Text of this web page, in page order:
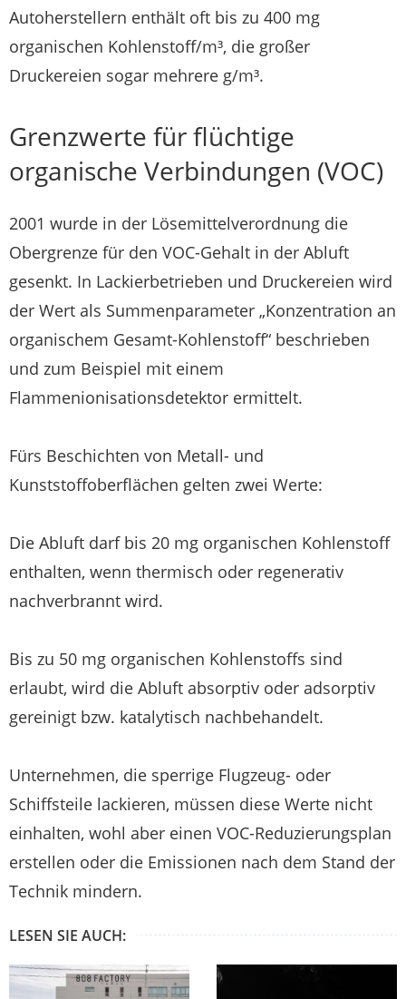
Autoherstellern enthält oft bis zu 400 mg
organischen Kohlenstoff/m³, die großer
Druckereien sogar mehrere g/m³.
Grenzwerte für flüchtige
organische Verbindungen (VOC)
2001 wurde in der Lösemittelverordnung die
Obergrenze für den VOC-Gehalt in der Abluft
gesenkt. In Lackierbetrieben und Druckereien wird
der Wert als Summenparameter „Konzentration an
organischem Gesamt-Kohlenstoff“ beschrieben
und zum Beispiel mit einem
Flammenionisationsdetektor ermittelt.
Fürs Beschichten von Metall- und
Kunststoffoberflächen gelten zwei Werte:
Die Abluft darf bis 20 mg organischen Kohlenstoff
enthalten, wenn thermisch oder regenerativ
nachverbrannt wird.
Bis zu 50 mg organischen Kohlenstoffs sind
erlaubt, wird die Abluft absorptiv oder adsorptiv
gereinigt bzw. katalytisch nachbehandelt.
Unternehmen, die sperrige Flugzeug- oder
Schiffsteile lackieren, müssen diese Werte nicht
einhalten, wohl aber einen VOC-Reduzierungsplan
erstellen oder die Emissionen nach dem Stand der
Technik mindern.
LESEN SIE AUCH: